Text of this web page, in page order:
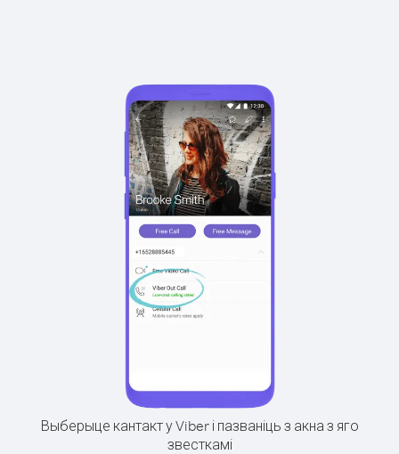
Выберыце кантакт у Viber і пазваніць з акна з яго
звесткамі